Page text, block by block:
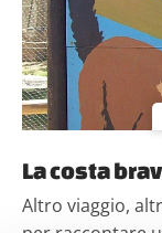
La costa
Altro viaggio,